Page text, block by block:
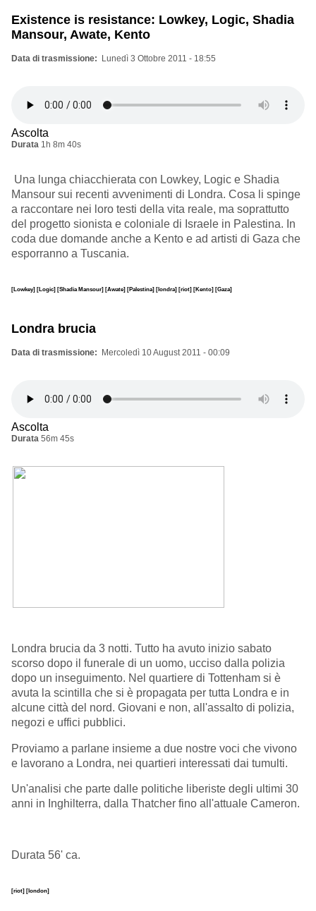
Existence is resistance: Lowkey, Logic, Shadia
Mansour, Awate, Kento
Data di trasmissione Lunedì 3 Ottobre 2011 - 18:55
Ascolta
Durata 1h 8m 40s
Una lunga chiacchierata con Lowkey, Logic e Shadia
Mansour sui recenti avvenimenti di Londra. Cosa li spinge
a raccontare nei loro testi della vita reale, ma soprattutto
del progetto sionista e coloniale di Israele in Palestina. In
coda due domande anche a Kento e ad artisti di Gaza che
esporranno a Tuscania.
[Lowkey] [Logic] [Shadia Mansour] [Awate] [Palestina] [londra] [riot] [Kento] [Gaza]
Londra brucia
Data di trasmissione Mercoledì 10 August 2011 - 00:09
Ascolta
Durata 56m 45s
Londra brucia da 3 notti. Tutto ha avuto inizio sabato
scorso dopo il funerale di un uomo, ucciso dalla polizia
dopo un inseguimento. Nel quartiere di Tottenham si è
avuta la scintilla che si è propagata per tutta Londra e in
alcune città del nord. Giovani e non, all'assalto di polizia,
negozi e uffici pubblici.
Proviamo a parlane insieme a due nostre voci che vivono
e lavorano a Londra, nei quartieri interessati dai tumulti.
Un'analisi che parte dalle politiche liberiste degli ultimi 30
anni in Inghilterra, dalla Thatcher fino all'attuale Cameron.
Durata 56' ca.
[riot] [london]